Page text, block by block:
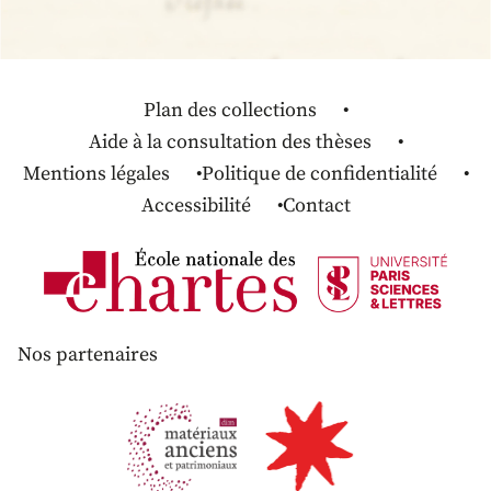
Plan des collections
Aide à la consultation des thèses
Mentions légales
Politique de confidentialité
Accessibilité
Contact
Nos partenaires